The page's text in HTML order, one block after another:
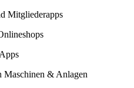
Mitgliederapps
Maschinen & Anlagen